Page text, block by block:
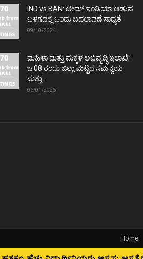
IND vs BAN: ಟೀಮ್ ಇಂಡಿಯಾ ಆಡುವ
ಬಳಗದಲ್ಲಿ ಒಂದು ಬದಲಾವಣೆ ಸಾಧ್ಯತೆ
09/10/2024
ಮಹಿಳಾ ಮತ್ತು ಮಕ್ಕಳ ಅಭಿವೃದ್ಧಿ ಇಲಾಖೆ;
ಜ.08 ರಂದು ಜಿಲ್ಲಾ ಮಟ್ಟದ ಸಮನ್ವಯ
ಮತ್ತು...
06/01/2025
Home